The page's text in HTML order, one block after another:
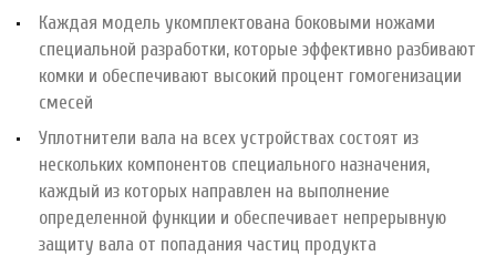
Каждая модель укомплектована боковыми ножами
специальной разработки, которые эффективно разбивают
комки и обеспечивают высокий процент гомогенизации
смесей
Уплотнители вала на всех устройствах состоят из
нескольких компонентов специального назначения,
каждый из которых направлен на выполнение
определенной функции и обеспечивает непрерывную
защиту вала от попадания частиц продукта